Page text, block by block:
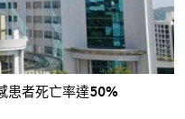
患者死亡率達50%